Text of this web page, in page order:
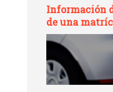
Información
de una